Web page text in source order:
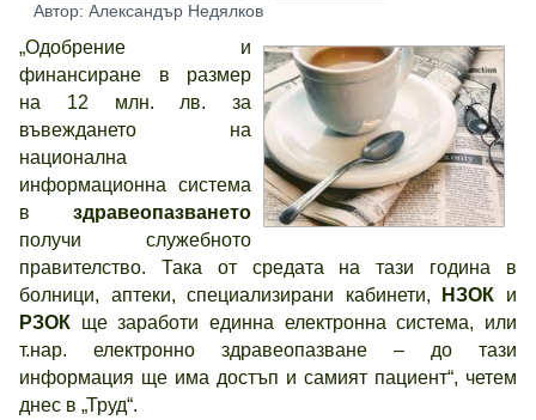
Автор: Александър Недялков
„Одобрение и
финансиране в размер
на 12 млн. лв. за
въвеждането на
национална
информационна система
в здравеопазването
получи служебното
правителство. Така от средата на тази година в
болници, аптеки, специализирани кабинети,
НЗОК и
РЗОК ще заработи единна електронна система, или
т.нар. електронно здравеопазване – до тази
информация ще има достъп и самият пациент“, четем
днес в „Труд“.